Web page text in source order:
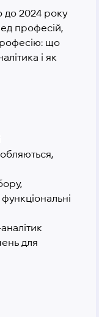
до 2024 року
професій,
що
і як
для